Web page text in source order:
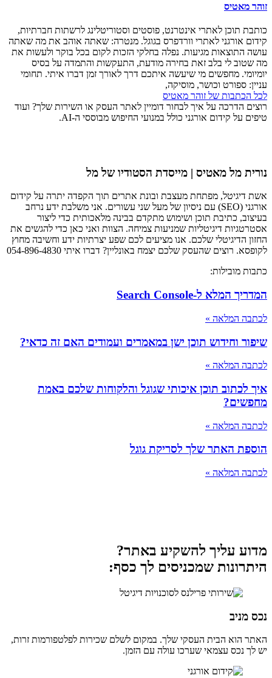
זוהר מאטיס
כותבת תוכן לאתרי אינטרנט, פוסטים וסטוריטלינג לרשתות חברתיות,
קידום אורגני לאתרי וורדפרס בגוגל. מנטרה: שאתה אוהב את מה שאתה
עושה התוצאות מגיעות. נפלה בחלקי הזכות לקום בכל בוקר ולעשות את
מה שטוב לי בלב זאת בחירה מודעת, התעקשות והתמדה על בסיס
יומיומי. מחפשים מי שיעשה איתכם דרך לאורך זמן דברו איתי. תחומי
עניין: ספורט וכושר, מוסיקה,
לכל הכתבות של זוהר מאטיס
רוצים הדרכה על איך לבחור דומיין לאתר העסק או השירות שלך? ועוד
טיפים על קידום אורגני כולל במנועי החיפוש מבוססי ה-AI.
נורית מל מאטיס | מייסדת הסטודיו של מל
אשת דיגיטל, מפתחת מעצבת ובונת אתרים תוך הקפדה יתרה על קידום
אורגני (SEO) עם ניסיון של מעל שני עשורים. אני משלבת ידע נרחב
בעיצוב, כתיבת תוכן ושימוש מתקדם בבינה מלאכותית כדי ליצור
אסטרטגיות דיגיטליות שמניעות צמיחה. הצוות ואני כאן כדי להגשים את
החזון הדיגיטלי שלכם. אנו מציעים לכם שפע יצרתיות ידע וחשיבה מחוץ
לקופסא. רוצים שהעסק שלכם יצמח באונליין? דברו איתי 054-896-4830
כתבות מובילות:
המדריך המלא ל-Search Console
לכתבה המלאה »
שיפור וחידוש תוכן ישן במאמרים ועמודים האם זה כדאי?
לכתבה המלאה »
איך לכתוב תוכן איכותי שגוגל והלקוחות שלכם באמת
מחפשים?
לכתבה המלאה »
הוספת האתר שלך לסריקת גוגל
לכתבה המלאה »
מדוע עליך להשקיע באתר?
היתרונות שמכניסים לך כסף:
נכס מניב
האתר הוא הבית העסקי שלך. במקום לשלם שכירות לפלטפורמות זרות,
יש לך נכס עצמאי שערכו עולה עם הזמן.